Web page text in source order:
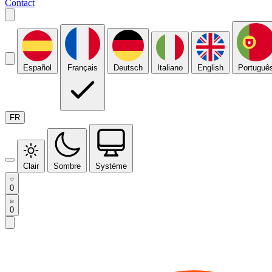
Contact
Español Français Deutsch Italiano English
FR
Clair Sombre Système
0
0